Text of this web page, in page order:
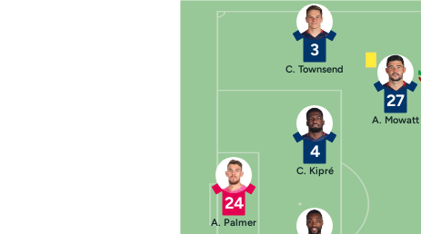
24
A. Palmer
3
C. Townsend
4
C. Kipré
27
A. Mowatt